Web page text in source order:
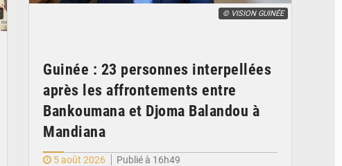
© VISION GUINÉE
Guinée : 23 personnes interpellées
après les affrontements entre
Bankoumana et Djoma Balandou à
Mandiana
5 août 2026
Publié à 16h49